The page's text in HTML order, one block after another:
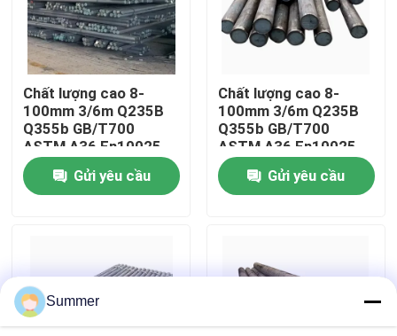
Kiểm soát chất lượng
Liên hệ chúng tôi
Yêu cầu báo giá
Bảng thép carbon
cuộn dây thép không gỉ
Chất lượng cao 8-
100mm 3/6m Q235B
Q355b GB/T700
ASTM A36 En10025
DIN17100 Cấu trúc
xây dựng cứng khung
Gửi yêu cầu
Chất lượng cao 8-
100mm 3/6m Q235B
Q355b GB/T700
ASTM A36 En10025
DIN17100 Cấu trúc
xây dựng cứng khung
Gửi yêu cầu
Summer